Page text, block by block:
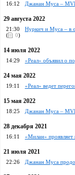
16:12 Джанан Муса –
29 августа 2022
21:30
Нуркич и Муса – в
(
0)
14 июля 2022
14:29 «Реал» объявил о
24 мая 2022
19:11 «Реал» ведет
15 мая 2022
18:25 Джанан Муса –
28 декабря 2021
16:11 «Милан»
21 июля 2021
22:26 Джанан Муса